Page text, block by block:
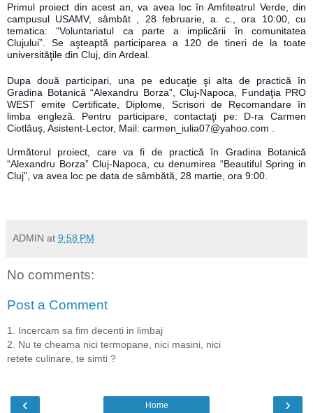
Primul proiect din acest an, va avea loc în Amfiteatrul Verde, din
campusul USAMV, sâmbăt , 28 februarie, a. c., ora 10:00, cu
tematica: “Voluntariatul ca parte a implicării în comunitatea
Clujului”. Se aşteaptă participarea a 120 de tineri de la toate
universităţile din Cluj, din Ardeal.
Dupa două participari, una pe educaţie şi alta de practică în
Gradina Botanică “Alexandru Borza”, Cluj-Napoca, Fundaţia PRO
WEST emite Certificate, Diplome, Scrisori de Recomandare în
limba engleză. Pentru participare, contactaţi pe: D-ra Carmen
Ciotlăuş, Asistent-Lector, Mail: carmen_iulia07@yahoo.com .
Următorul proiect, care va fi de practică în Gradina Botanică
“Alexandru Borza” Cluj-Napoca, cu denumirea “Beautiful Spring in
Cluj”, va avea loc pe data de sâmbătă, 28 martie, ora 9:00.
ADMIN at 9:58 PM
No comments:
Post a Comment
1. Incercam sa fim decenti in limbaj
2. Nu te cheama nici termopane, nici masini, nici
retete culinare, te simti ?
‹ ›
Home